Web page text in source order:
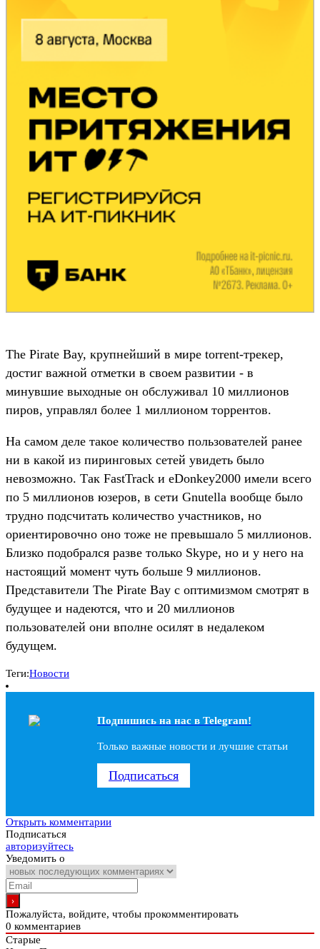
The Pirate Bay, крупнейший в мире torrent-трекер,
достиг важной отметки в своем развитии - в
минувшие выходные он обслуживал 10 миллионов
пиров, управлял более 1 миллионом торрентов.
На самом деле такое количество пользователей ранее
ни в какой из пиринговых сетей увидеть было
невозможно. Так FastTrack и eDonkey2000 имели всего
по 5 миллионов юзеров, в сети Gnutella вообще было
трудно подсчитать количество участников, но
ориентировочно оно тоже не превышало 5 миллионов.
Близко подобрался разве только Skype, но и у него на
настоящий момент чуть больше 9 миллионов.
Представители The Pirate Bay с оптимизмом смотрят в
будущее и надеются, что и 20 миллионов
пользователей они вполне осилят в недалеком
будущем.
Теги:Новости
Подпишись на наc в Telegram!
Только важные новости и лучшие статьи
Подписаться
Открыть комментарии
Подписаться
авторизуйтесь
Уведомить о
Пожалуйста, войдите, чтобы прокомментировать
0 комментариев
Старые